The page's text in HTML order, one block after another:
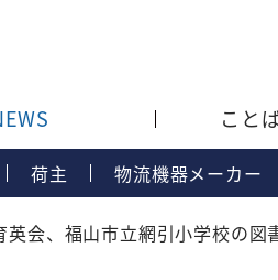
こと
荷主 物流機器メーカー
英会、福山市立網引小学校の